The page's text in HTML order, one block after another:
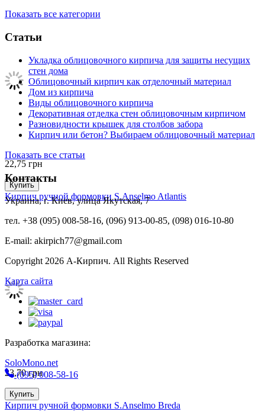
22,75 грн
Купить
Кирпич ручной формовки S.Anselmo Atlantis
23,70грн
Купить
Кирпич ручной формовки S.Anselmo Breda
Показать все категории
Статьи
Укладка облицовочного кирпича для защиты несущих
стен дома
Облицовочный кирпич как отделочный материал
Дом из кирпича
Виды облицовочного кирпича
Декоративная отделка стен облицовочным кирпичом
Разновидности крышек для столбов забора
Кирпич или бетон? Выбираем облицовочный материал
Показать все статьи
Контакты
Украина, г. Киев, улица Якутская, 7
тел. +38 (095) 008-58-16, (096) 913-00-85, (098) 016-10-80
E-mail: akirpich77@gmail.com
Copyright 2026 А-Кирпич. All Rights Reserved
Карта сайта
Разработка магазина:
SoloMono.net
(095) 008-58-16